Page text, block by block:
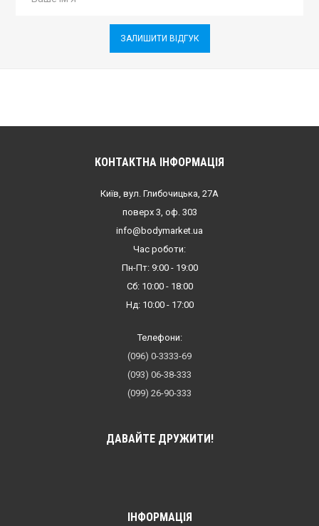
ЗАЛИШИТИ ВІДГУК
КОНТАКТНА ІНФОРМАЦІЯ
Київ, вул. Глибочицька, 27А
поверх 3, оф. 303
info@bodymarket.ua
Час роботи:
Пн-Пт: 9:00 - 19:00
Сб: 10:00 - 18:00
Нд: 10:00 - 17:00
Телефони:
(096) 0-3333-69
(093) 06-38-333
(099) 26-90-333
ДАВАЙТЕ ДРУЖИТИ!
ІНФОРМАЦІЯ